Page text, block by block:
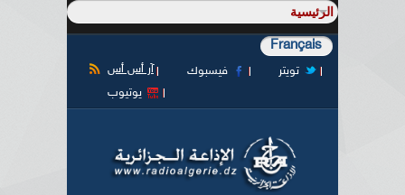
Français
آر أس أس فيسبوك
تويتر
يوتيوب